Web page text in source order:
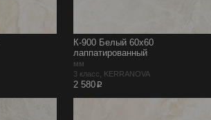
К-900 Белый 60х60
лаппатированный
мм
3 класс, KERRANOVA
2 580p